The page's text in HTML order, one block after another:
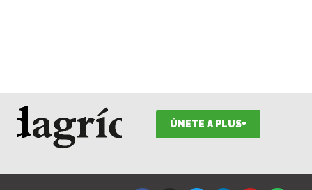
ÚNETE A PLUS+
F
I
T
L
Y
S